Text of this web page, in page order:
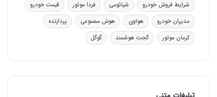
شرایط فروش خودرو
شیائومی فردا موتور
قیمت خودرو
مدیران خودرو
هواوی هوش مصنوعی
پردازنده
کرمان موتور
گجت هوشمند گوگل